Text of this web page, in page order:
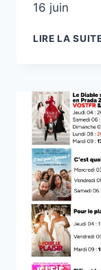
16 juin
LIRE LA